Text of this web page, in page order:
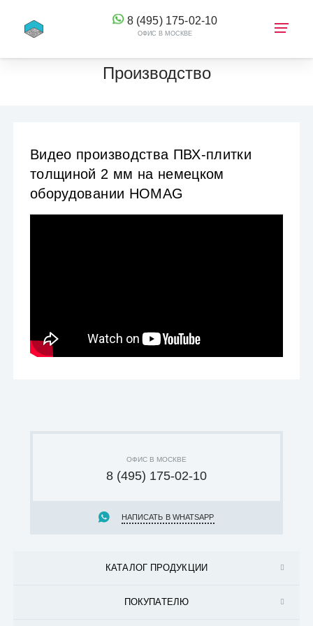
8 (495) 175-02-10
ОФИС В МОСКВЕ
Производство
Видео производства ПВХ-плитки
толщиной 2 мм на немецком
оборудовании HOMAG
КАТАЛОГ ПРОДУКЦИИ
ПОКУПАТЕЛЮ
ОФИС В МОСКВЕ
8 (495) 175-02-10
НАПИСАТЬ В WHATSAPP